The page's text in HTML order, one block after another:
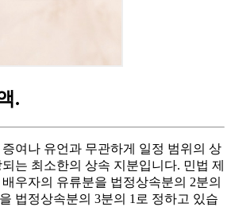
.
여나 유언과 무관하게 일정 범위의 상
는 최소한의 상속 지분입니다. 민법 제
우자의 유류분을 법정상속분의 2분의
법정상속분의 3분의 1로 정하고 있습